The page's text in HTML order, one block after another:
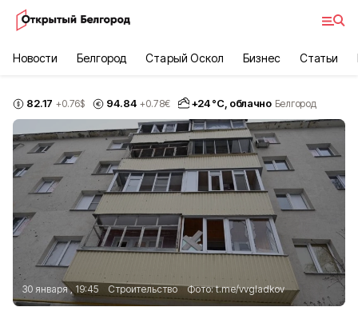
Новости Белгород Старый Оскол Бизнес Статьи
82.17 +0.76$ 94.84 +0.78€ +24°С, облачно Белгород
30 января , 19:45 Строительство Фото:t.me/vvgladkov